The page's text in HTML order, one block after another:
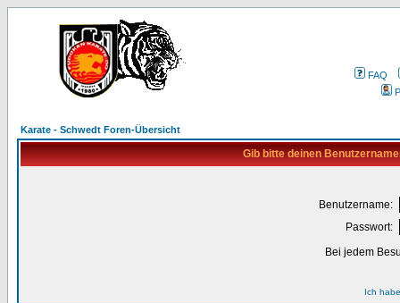
FAQ
Karate - Schwedt Foren-Übersicht
Gib bitte deinen
Benutzername:
Passwort:
Bei jedem
Ich